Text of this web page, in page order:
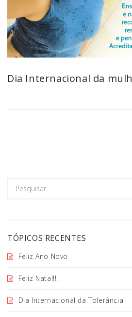
Dia Internacional da
TÓPICOS RECENTES
Feliz Ano Novo
Feliz Natal!!!!
Dia Internacional da Tolerância